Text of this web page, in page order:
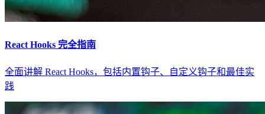
React Hooks 完全指南
全面讲解 React Hooks，包括内置钩子、自定义钩子和最佳实
践